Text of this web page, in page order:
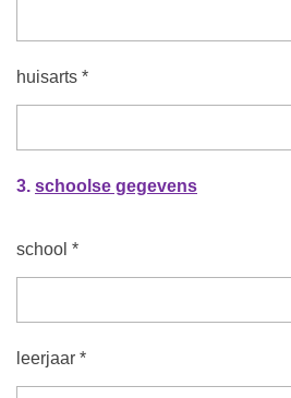
huisarts *
3. schoolse gegevens
school *
leerjaar *